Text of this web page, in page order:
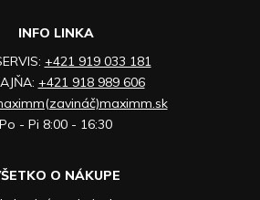
INFO LINKA
+421 919 033 181
+421 918 989 606
Po - Pi 8:00 - 16:30
O NÁKUPE